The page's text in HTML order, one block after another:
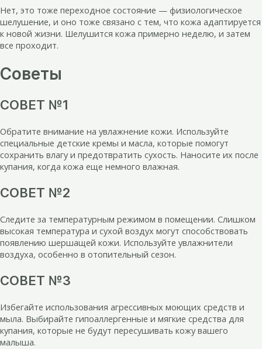
Нет, это тоже переходное состояние — физиологическое
шелушение, и оно тоже связано с тем, что кожа адаптируется
к новой жизни. Шелушится кожа примерно неделю, и затем
все проходит.
Советы
СОВЕТ №1
Обратите внимание на увлажнение кожи. Используйте
специальные детские кремы и масла, которые помогут
сохранить влагу и предотвратить сухость. Наносите их после
купания, когда кожа еще немного влажная.
СОВЕТ №2
Следите за температурным режимом в помещении. Слишком
высокая температура и сухой воздух могут способствовать
появлению шершащей кожи. Используйте увлажнители
воздуха, особенно в отопительный сезон.
СОВЕТ №3
Избегайте использования агрессивных моющих средств и
мыла. Выбирайте гипоаллергенные и мягкие средства для
купания, которые не будут пересушивать кожу вашего
малыша.